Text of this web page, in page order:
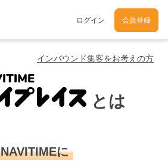
ログイン 会員登録
インバウンド集客をお考えの方
とは
NAVITIMEに